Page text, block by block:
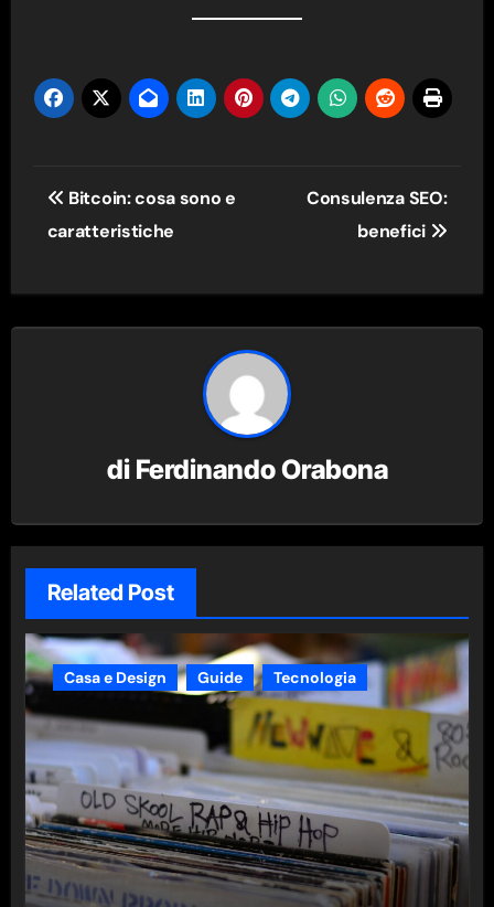
Navigazione
articoli
Bitcoin: cosa sono e
caratteristiche
Consulenza SEO:
benefici
di Ferdinando Orabona
Related Post
Casa e Design Guide Tecnologia